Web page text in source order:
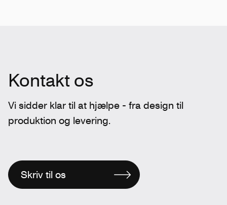
Kontakt os
Vi sidder klar til at hjælpe - fra design til
produktion og levering.
Skriv til os